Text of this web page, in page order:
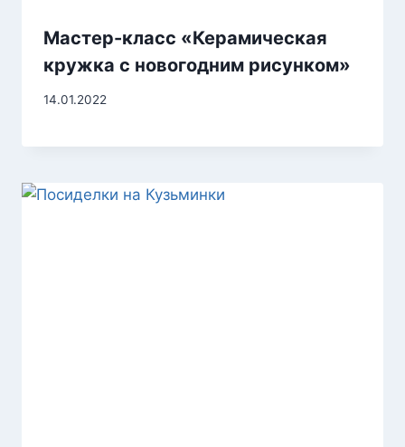
Мастер-класс «Керамическая
кружка с новогодним рисунком»
14.01.2022